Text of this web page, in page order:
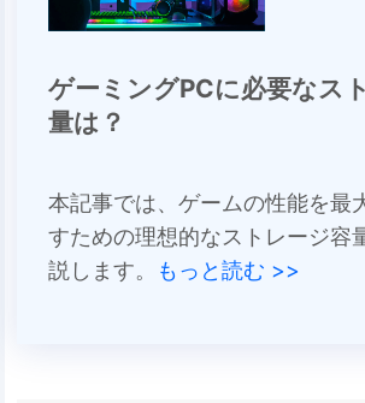
ゲーミングPCに必要なス
量は？
本記事では、ゲームの性能を最
すための理想的なストレージ容
説します。
もっと読む >>